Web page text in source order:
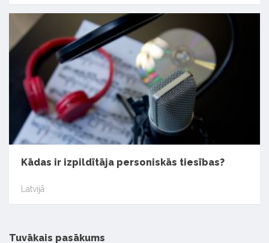
Kādas ir izpildītāja personiskās tiesības?
Latvijā
Tuvākais pasākums